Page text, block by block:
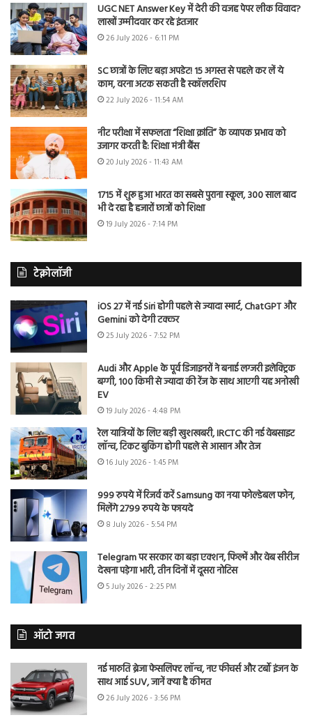
UGC NET Answer Key में देरी की वजह पेपर लीक विवाद?
लाखों उम्मीदवार कर रहे इंतजार
26 July 2026 - 6:11 PM
SC छात्रों के लिए बड़ा अपडेट! 15 अगस्त से पहले कर लें ये
काम, वरना अटक सकती है स्कॉलरशिप
22 July 2026 - 11:54 AM
नीट परीक्षा में सफलता “शिक्षा क्रांति” के व्यापक प्रभाव को
उजागर करती है: शिक्षा मंत्री बैंस
20 July 2026 - 11:43 AM
1715 में शुरू हुआ भारत का सबसे पुराना स्कूल, 300 साल बाद
भी दे रहा है हजारों छात्रों को शिक्षा
19 July 2026 - 7:14 PM
टेक्नोलॉजी
iOS 27 में नई Siri होगी पहले से ज्यादा स्मार्ट, ChatGPT और
Gemini को देगी टक्कर
25 July 2026 - 7:52 PM
Audi और Apple के पूर्व डिजाइनरों ने बनाई लग्जरी इलेक्ट्रिक
बग्गी, 100 किमी से ज्यादा की रेंज के साथ आएगी यह अनोखी
EV
19 July 2026 - 4:48 PM
रेल यात्रियों के लिए बड़ी खुशखबरी, IRCTC की नई वेबसाइट
लॉन्च, टिकट बुकिंग होगी पहले से आसान और तेज
16 July 2026 - 1:45 PM
999 रुपये में रिजर्व करें Samsung का नया फोल्डेबल फोन,
मिलेंगे 2799 रुपये के फायदे
8 July 2026 - 5:54 PM
Telegram पर सरकार का बड़ा एक्शन, फिल्में और वेब सीरीज
देखना पड़ेगा भारी, तीन दिनों में दूसरा नोटिस
5 July 2026 - 2:25 PM
ऑटो जगत
नई मारुति ब्रेजा फेसलिफ्ट लॉन्च, नए फीचर्स और टर्बो इंजन के
साथ आई SUV, जानें क्या है कीमत
26 July 2026 - 3:56 PM